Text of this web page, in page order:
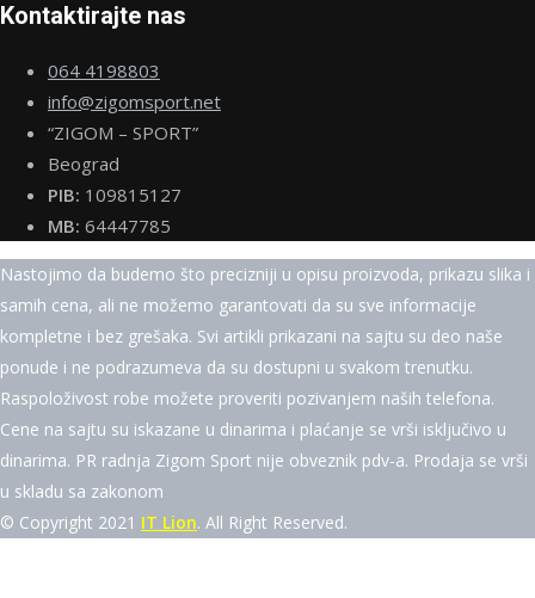
Kontaktirajte nas
064 4198803
info@zigomsport.net
“ZIGOM – SPORT”
Beograd
PIB: 109815127
MB: 64447785
Nastojimo da budemo što precizniji u opisu proizvoda, prikazu slika i
samih cena, ali ne možemo garantovati da su sve informacije
kompletne i bez grešaka. Svi artikli prikazani na sajtu su deo naše
ponude i ne podrazumeva da su dostupni u svakom trenutku.
Raspoloživost robe možete proveriti pozivanjem naših telefona.
Cene na sajtu su iskazane u dinarima i plaćanje se vrši isključivo u
dinarima. PR radnja Zigom Sport nije obveznik pdv-a. Prodaja se vrši
u skladu sa zakonom
© Copyright 2021 IT Lion. All Right Reserved.